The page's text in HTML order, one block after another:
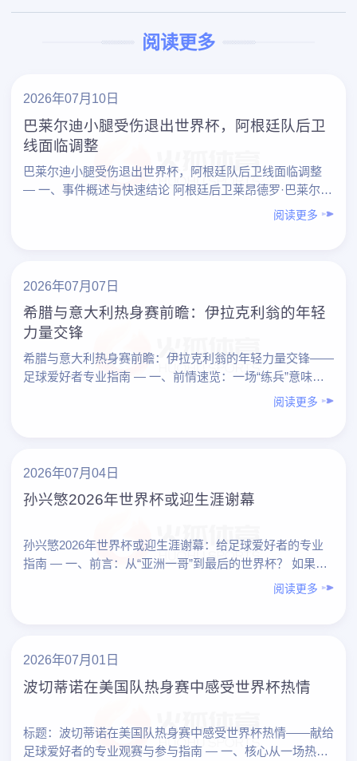
阅读更多
2026年07月10日
巴莱尔迪小腿受伤退出世界杯，阿根廷队后卫
线面临调整
巴莱尔迪小腿受伤退出世界杯，阿根廷队后卫线面临调整
— 一、事件概述与快速结论 阿根廷后卫莱昂德罗·巴莱尔迪
因小腿受伤无缘世界杯，这一变故直接打破了原本趋于……
阅读更多
2026年07月07日
希腊与意大利热身赛前瞻：伊拉克利翁的年轻
力量交锋
希腊与意大利热身赛前瞻：伊拉克利翁的年轻力量交锋——
足球爱好者专业指南 — 一、前情速览：一场“练兵”意味浓
厚的热身赛 这场在克里特岛伊拉克利翁进行的希腊 vs ……
阅读更多
2026年07月04日
孙兴慜2026年世界杯或迎生涯谢幕
孙兴慜2026年世界杯或迎生涯谢幕：给足球爱好者的专业
指南 — 一、前言：从“亚洲一哥”到最后的世界杯？ 如果一
切顺利，1980后、1990后记忆中的“亚洲一哥”——孙兴
阅读更多
2026年07月01日
波切蒂诺在美国队热身赛中感受世界杯热情
标题：波切蒂诺在美国队热身赛中感受世界杯热情——献给
足球爱好者的专业观赛与参与指南 — 一、核心从一场热身